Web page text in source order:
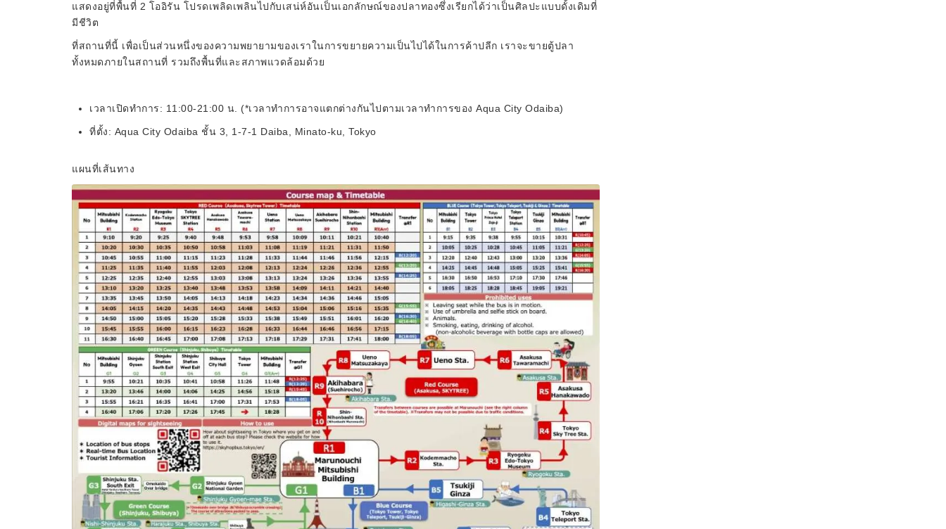
แสดงอยู่ที่พื้นที่ 2 โออิรัน โปรดเพลิดเพลินไปกับเสน่ห์อันเป็นเอกลักษณ์ของปลาทองซึ่งเรียกได้ว่าเป็นศิลปะแบบดั้งเดิมที่
มีชีวิต
ที่สถานที่นี้ เพื่อเป็นส่วนหนึ่งของความพยายามของเราในการขยายความเป็นไปได้ในการค้าปลีก เราจะขายตู้ปลา
ทั้งหมดภายในสถานที่ รวมถึงพื้นที่และสภาพแวดล้อมด้วย
เวลาเปิดทำการ: 11:00-21:00 น. (*เวลาทำการอาจแตกต่างกันไปตามเวลาทำการของ Aqua City Odaiba)
ที่ตั้ง: Aqua City Odaiba ชั้น 3, 1-7-1 Daiba, Minato-ku, Tokyo
แผนที่เส้นทาง